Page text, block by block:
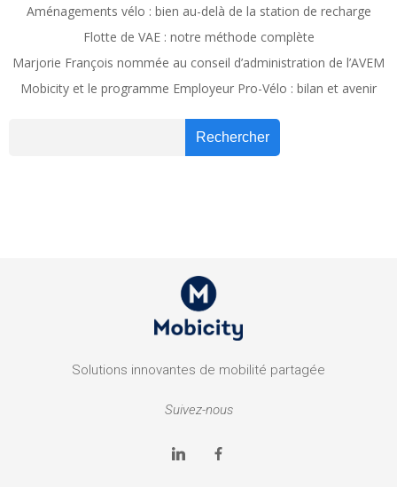
Aménagements vélo : bien au-delà de la station de recharge
Flotte de VAE : notre méthode complète
Marjorie François nommée au conseil d’administration de l’AVEM
Mobicity et le programme Employeur Pro-Vélo : bilan et avenir
Rechercher
Solutions innovantes de mobilité partagée
Suivez-nous